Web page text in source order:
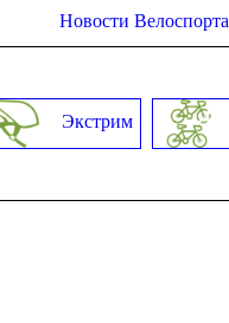
Новости Велоспорта
Экстрим